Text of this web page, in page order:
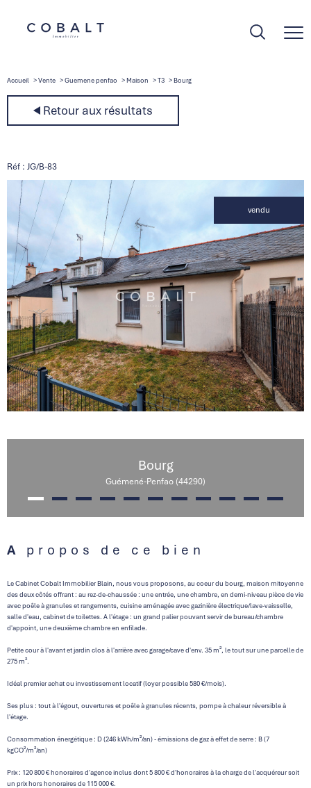
Accueil Vente Guemene penfao Maison T3 Bourg
Retour aux résultats
Réf : JG/B-83
vendu
Bourg
Guémené-Penfao (44290)
A propos de ce bien
Le Cabinet Cobalt Immobilier Blain, nous vous proposons, au coeur du bourg, maison mitoyenne
des deux côtés offrant : au rez-de-chaussée : une entrée, une chambre, en demi-niveau pièce de vie
avec poêle à granules et rangements, cuisine aménagée avec gazinière électrique/lave-vaisselle,
salle d'eau, cabinet de toilettes. A l'étage : un grand palier pouvant servir de bureau/chambre
d'appoint, une deuxième chambre en enfilade.
Petite cour à l'avant et jardin clos à l'arrière avec garage/cave d'env. 35 m², le tout sur une parcelle de
275 m².
Idéal premier achat ou investissement locatif (loyer possible 580 €/mois).
Ses plus : tout à l'égout, ouvertures et poêle à granules récents, pompe à chaleur réversible à
l'étage.
Consommation énergétique : D (246 kWh/m²/an) - émissions de gaz à effet de serre : B (7
kgCO²/m²/an)
Prix : 120 800 € honoraires d'agence inclus dont 5 800 € d'honoraires à la charge de l'acquéreur soit
un prix hors honoraires de 115 000 €.